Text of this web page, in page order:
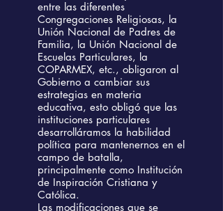
entre las diferentes
Congregaciones Religiosas, la
Unión Nacional de Padres de
Familia, la Unión Nacional de
Escuelas Particulares, la
COPARMEX, etc., obligaron al
Gobierno a cambiar sus
estrategias en materia
educativa, esto obligó que las
instituciones particulares
desarrolláramos la habilidad
política para mantenernos en el
campo de batalla,
principalmente como Institución
de Inspiración Cristiana y
Católica.
Las modificaciones que se